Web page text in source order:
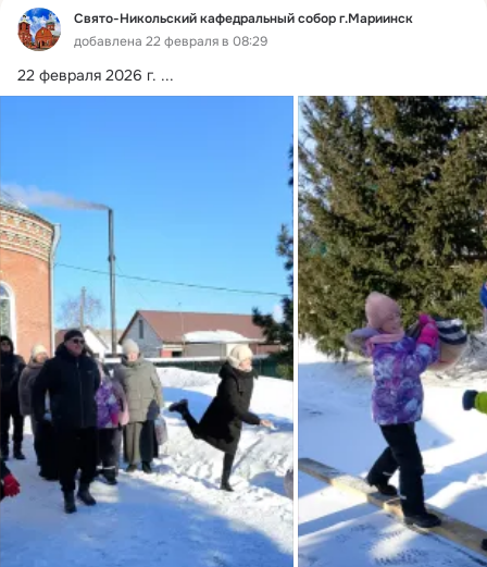
Свято-Никольский кафедральный собор г.Мариинск
добавлена 22 февраля в 08:29
22 февраля 2026 г. ...